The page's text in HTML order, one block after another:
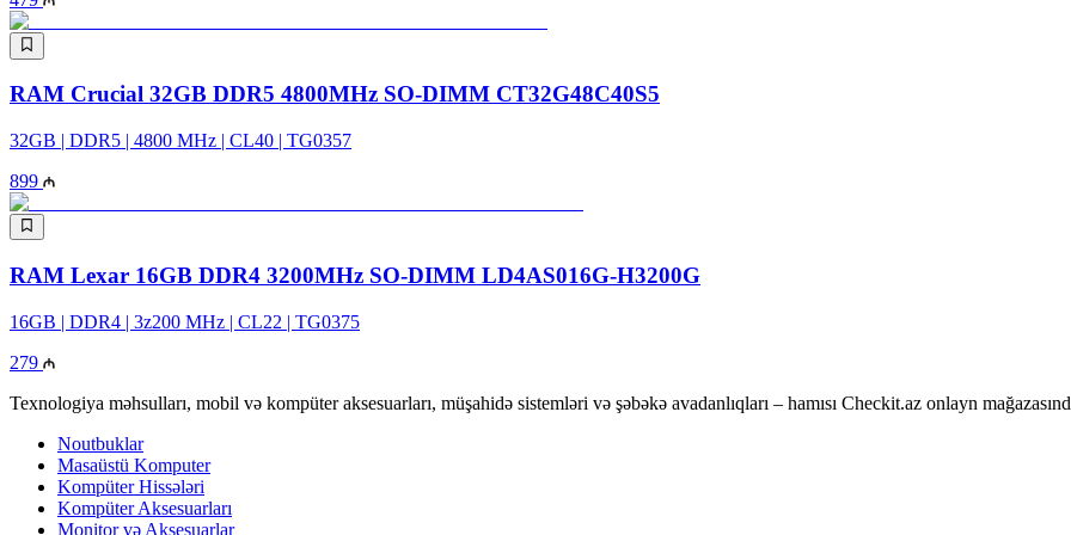
RAM Crucial 32GB DDR5 4800MHz SO-DIMM CT32G48C40S5
32GB | DDR5 | 4800 MHz | CL40 | TG0357
899
RAM Lexar 16GB DDR4 3200MHz SO-DIMM LD4AS016G-H3200G
16GB | DDR4 | 3z200 MHz | CL22 | TG0375
279
Texnologiya məhsulları, mobil və kompüter aksesuarları, müşahidə sistemləri və şəbəkə avadanlıqları – hamısı Checkit.az onlayn
Noutbuklar
Masaüstü Komputer
Kompüter Hissələri
Kompüter Aksesuarları
Monitor və Aksesuarlar